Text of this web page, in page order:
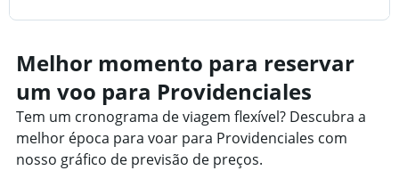
Melhor momento para reservar
um voo para Providenciales
Tem um cronograma de viagem flexível? Descubra a
melhor época para voar para Providenciales com
nosso gráfico de previsão de preços.